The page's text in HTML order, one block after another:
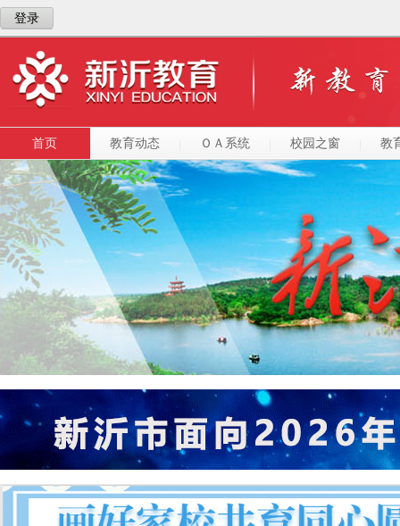
登录
首页 教育动态 ＯＡ系统 校园之窗 教